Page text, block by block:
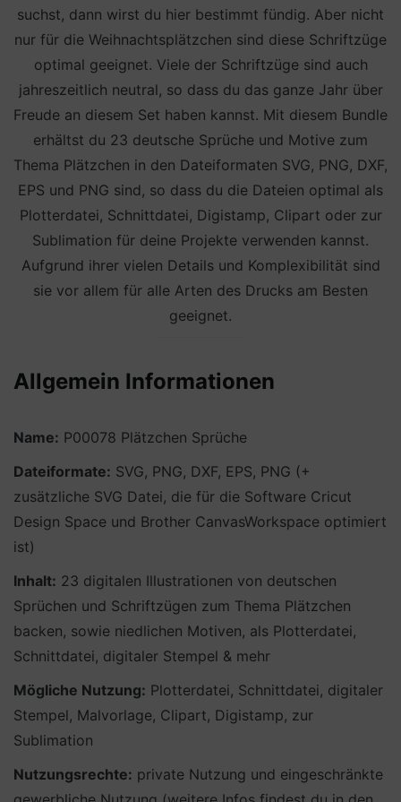
suchst, dann wirst du hier bestimmt fündig. Aber nicht
nur für die Weihnachtsplätzchen sind diese Schriftzüge
optimal geeignet. Viele der Schriftzüge sind auch
jahreszeitlich neutral, so dass du das ganze Jahr über
Freude an diesem Set haben kannst. Mit diesem Bundle
erhältst du 23 deutsche Sprüche und Motive zum
Thema Plätzchen in den Dateiformaten SVG, PNG, DXF,
EPS und PNG sind, so dass du die Dateien optimal als
Plotterdatei, Schnittdatei, Digistamp, Clipart oder zur
Sublimation für deine Projekte verwenden kannst.
Aufgrund ihrer vielen Details und Komplexibilität sind
sie vor allem für alle Arten des Drucks am Besten
geeignet.
Allgemein Informationen
Name: P00078 Plätzchen Sprüche
Dateiformate: SVG, PNG, DXF, EPS, PNG (+
zusätzliche SVG Datei, die für die Software Cricut
Design Space und Brother CanvasWorkspace optimiert
ist)
Inhalt: 23 digitalen Illustrationen von deutschen
Sprüchen und Schriftzügen zum Thema Plätzchen
backen, sowie niedlichen Motiven, als Plotterdatei,
Schnittdatei, digitaler Stempel & mehr
Mögliche Nutzung: Plotterdatei, Schnittdatei, digitaler
Stempel, Malvorlage, Clipart, Digistamp, zur
Sublimation
Nutzungsrechte: private Nutzung und eingeschränkte